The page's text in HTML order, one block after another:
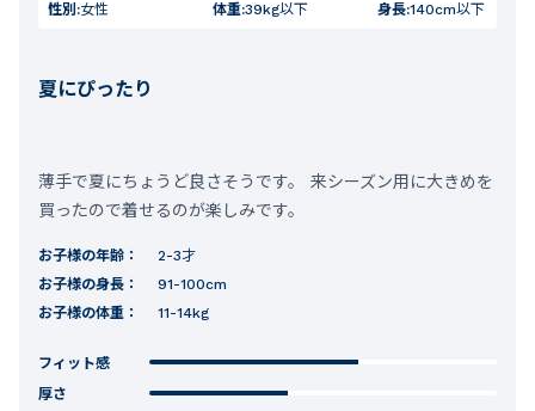
性別:女性 体重:39kg以下 身長:140cm以下
夏にぴったり
薄手で夏にちょうど良さそうです。 来シーズン用に大きめを
買ったので着せるのが楽しみです。
お子様の年齢：
2-3才
お子様の身長：
91-100cm
お子様の体重：
11-14kg
フィット感
厚さ